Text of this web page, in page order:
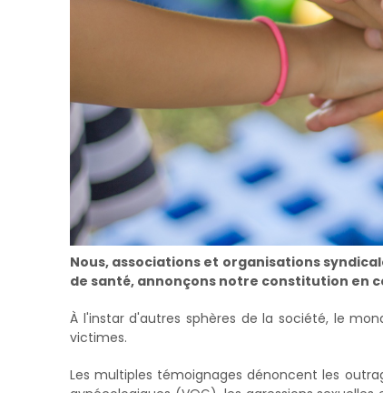
Nous, associations et organisations
de santé, annonçons notre constitution en
À l'instar d'autres sphères de la société, le
victimes.
Les multiples témoignages dénoncent les